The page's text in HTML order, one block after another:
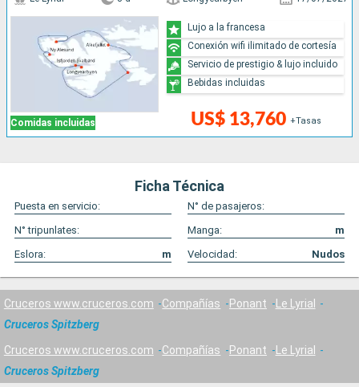
Comidas incluidas US$ 13,760 +Tasas
Lujo a la francesa
Conexión wifi ilimitado de cortesía
Servicio de prestigio & lujo incluido
Bebidas incluidas
Ficha Técnica
Puesta en servicio:
N° de pasajeros:
N° tripunlates:
Manga:
m
Eslora:
m Velocidad: Nudos
Cruceros www.cruceros.com Compañías Ponant
Le Lyrial
Cruceros Spitzberg
Cruceros www.cruceros.com Compañías Ponant
Le Lyrial
Cruceros Spitzberg